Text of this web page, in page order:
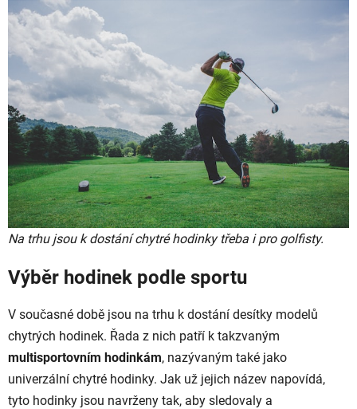
Na trhu jsou k dostání chytré hodinky třeba i pro golfisty.
Výběr hodinek podle sportu
V současné době jsou na trhu k dostání desítky modelů
chytrých hodinek. Řada z nich patří k takzvaným
multisportovním hodinkám, nazývaným také jako
univerzální chytré hodinky. Jak už jejich název napovídá,
tyto hodinky jsou navrženy tak, aby sledovaly a